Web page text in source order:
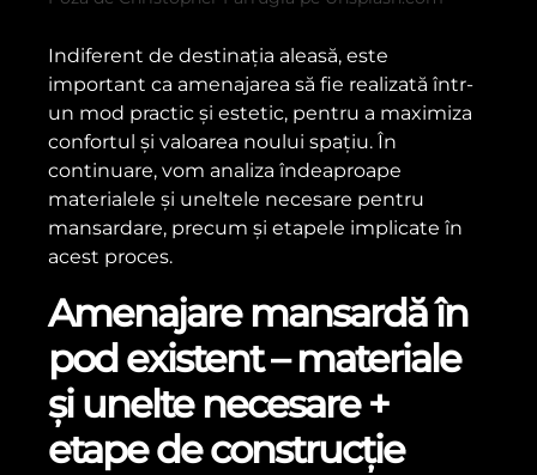
Indiferent de destinația aleasă, este
important ca amenajarea să fie realizată într-
un mod practic și estetic, pentru a maximiza
confortul și valoarea noului spațiu. În
continuare, vom analiza îndeaproape
materialele și uneltele necesare pentru
mansardare, precum și etapele implicate în
acest proces.
Amenajare mansardă în
pod existent – materiale
și unelte necesare +
etape de construcție